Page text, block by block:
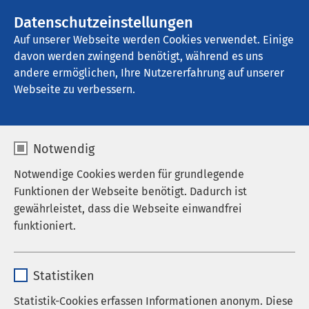
Datenschutzeinstellungen
Auf unserer Webseite werden Cookies verwendet. Einige
davon werden zwingend benötigt, während es uns
andere ermöglichen, Ihre Nutzererfahrung auf unserer
Webseite zu verbessern.
Notwendig
Notwendige Cookies werden für grundlegende
Funktionen der Webseite benötigt. Dadurch ist
gewährleistet, dass die Webseite einwandfrei
funktioniert.
Anbieter sgalinski
Statistiken
Statistik-Cookies erfassen Informationen anonym. Diese
AMEOS Pflegehaus am Sonnenweg
Oldenburg
Ergebnisse Ihrer Suche
Nutzen Sie dieses Feld, um Ihre Suche zu